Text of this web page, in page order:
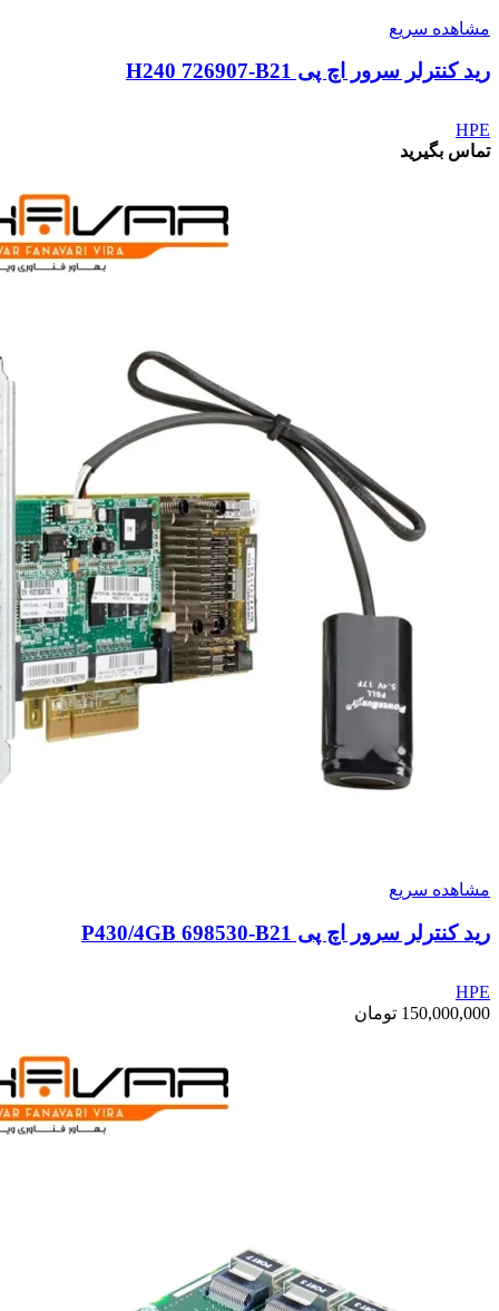
مشاهده سریع
رید کنترلر سرور اچ پی H240 726907-B21
HPE
تماس بگیرید
مشاهده سریع
رید کنترلر سرور اچ پی P430/4GB 698530-B21
HPE
150,000,000 تومان